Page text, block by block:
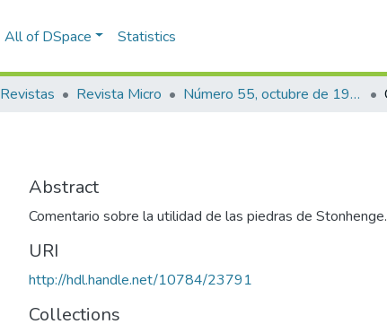
All of DSpace Statistics
Revistas Revista Micro Número 55, octubre de 1943
Abstract
Comentario sobre la utilidad de las piedras de Stonhenge.
URI
http://hdl.handle.net/10784/23791
Collections